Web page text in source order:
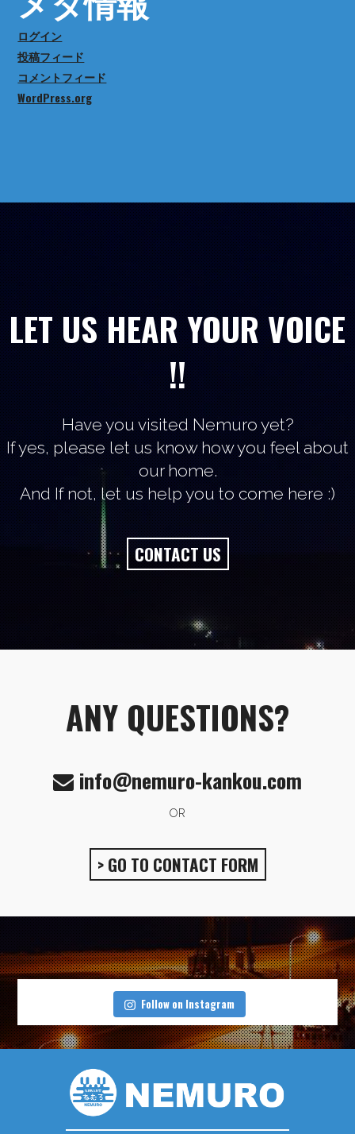
ログイン
投稿フィード
コメントフィード
WordPress.org
LET US HEAR YOUR VOICE
!!
Have you visited Nemuro yet?
If yes, please let us know how you feel about
our home.
And If not, let us help you to come here :)
CONTACT US
ANY QUESTIONS?
info@nemuro-kankou.com
OR
> GO TO CONTACT FORM
Follow on Instagram